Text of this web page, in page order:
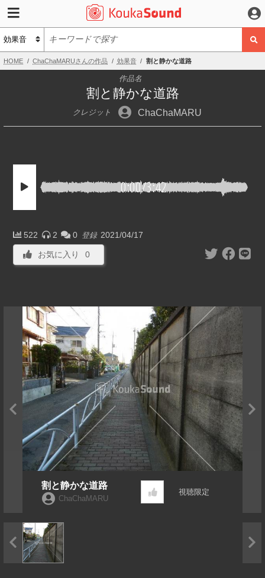
HOME ChaChaMARUさんの作品 効果音 割と静かな道路
作品名
割と静かな道路
クレジット ChaChaMARU
0:00/3:42
522 2 0 登録 2021/04/17
お気に入り 0
割と静かな道路
ChaChaMARU
視聴限定